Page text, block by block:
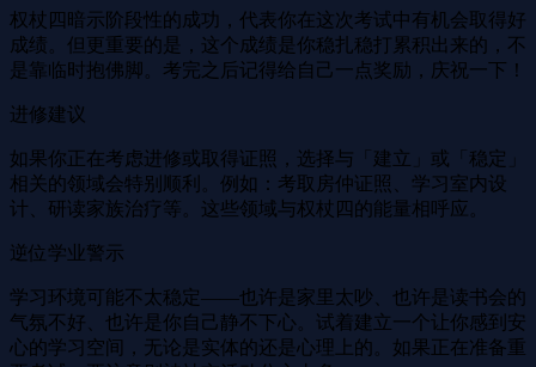
权杖四暗示阶段性的成功，代表你在这次考试中有机会取得好
成绩。但更重要的是，这个成绩是你稳扎稳打累积出来的，不
是靠临时抱佛脚。考完之后记得给自己一点奖励，庆祝一下！
进修建议
如果你正在考虑进修或取得证照，选择与「建立」或「稳定」
相关的领域会特别顺利。例如：考取房仲证照、学习室内设
计、研读家族治疗等。这些领域与权杖四的能量相呼应。
逆位学业警示
学习环境可能不太稳定——也许是家里太吵、也许是读书会的
气氛不好、也许是你自己静不下心。试着建立一个让你感到安
心的学习空间，无论是实体的还是心理上的。如果正在准备重